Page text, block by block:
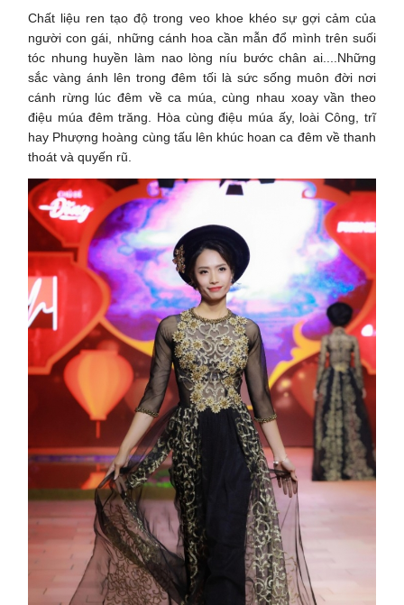
Chất liệu ren tạo độ trong veo khoe khéo sự gợi cảm của
người con gái, những cánh hoa cần mẫn đổ mình trên suối
tóc nhung huyền làm nao lòng níu bước chân ai....Những
sắc vàng ánh lên trong đêm tối là sức sống muôn đời nơi
cánh rừng lúc đêm về ca múa, cùng nhau xoay vần theo
điệu múa đêm trăng. Hòa cùng điệu múa ấy, loài Công, trĩ
hay Phượng hoàng cùng tấu lên khúc hoan ca đêm về thanh
thoát và quyến rũ.